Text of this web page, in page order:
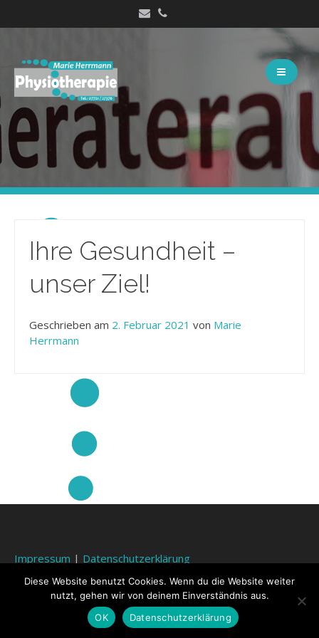
Ihre Gesundheit –
unser Ziel!
Geschrieben am 2. Februar 2021 von Marie
Herrmann
Impressum | Datenschutzerklärung
Diese Website benutzt Cookies. Wenn du die Website weiter
nutzt, gehen wir von deinem Einverständnis aus.
OK
Datenschutzerklärung